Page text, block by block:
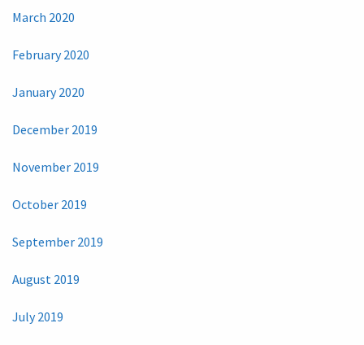
March 2020
February 2020
January 2020
December 2019
November 2019
October 2019
September 2019
August 2019
July 2019